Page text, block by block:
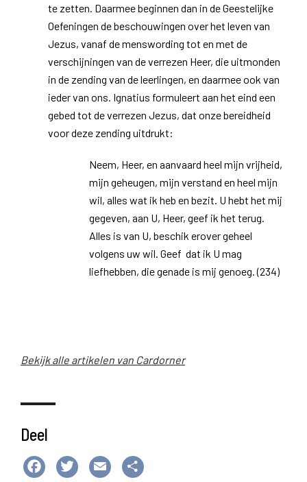
te zetten. Daarmee beginnen dan in de Geestelijke
Oefeningen de beschouwingen over het leven van
Jezus, vanaf de menswording tot en met de
verschijningen van de verrezen Heer, die uitmonden
in de zending van de leerlingen, en daarmee ook van
ieder van ons. Ignatius formuleert aan het eind een
gebed tot de verrezen Jezus, dat onze bereidheid
voor deze zending uitdrukt:
Neem, Heer, en aanvaard heel mijn vrijheid,
mijn geheugen, mijn verstand en heel mijn
wil, alles wat ik heb en bezit. U hebt het mij
gegeven, aan U, Heer, geef ik het terug.
Alles is van U, beschik erover geheel
volgens uw wil. Geef dat ik U mag
liefhebben, die genade is mij genoeg. (234)
Bekijk alle artikelen van Cardorner
Deel
FacebookTwitter Email